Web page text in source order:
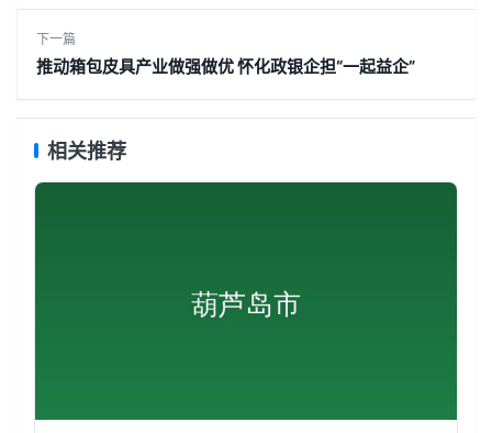
下一篇
推动箱包皮具产业做强做优 怀化政银企担“一起益企”
相关推荐